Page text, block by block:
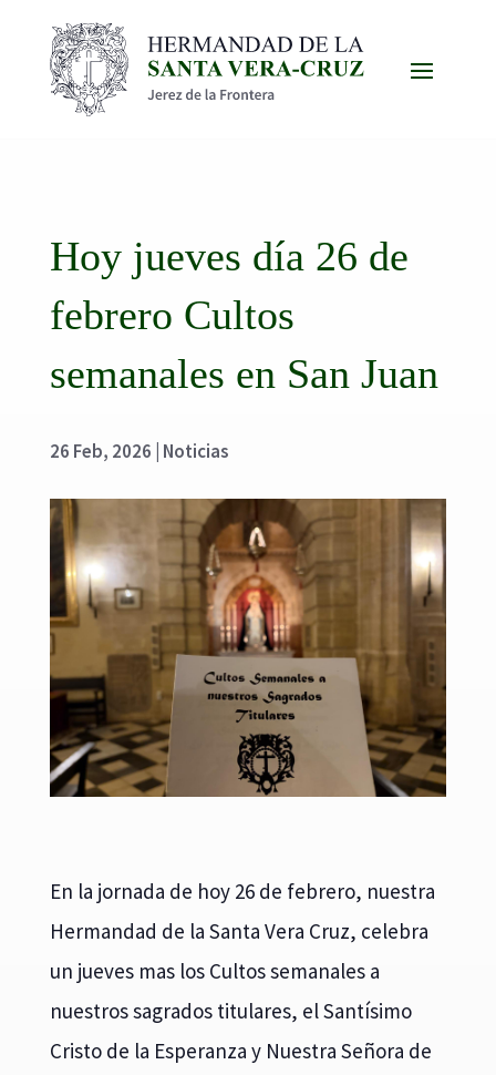
Hoy jueves día 26 de
febrero Cultos
semanales en San Juan
26 Feb, 2026 Noticias
En la jornada de hoy 26 de febrero, nuestra
Hermandad de la Santa Vera Cruz, celebra
un jueves mas los Cultos semanales a
nuestros sagrados titulares, el Santísimo
Cristo de la Esperanza y Nuestra Señora de